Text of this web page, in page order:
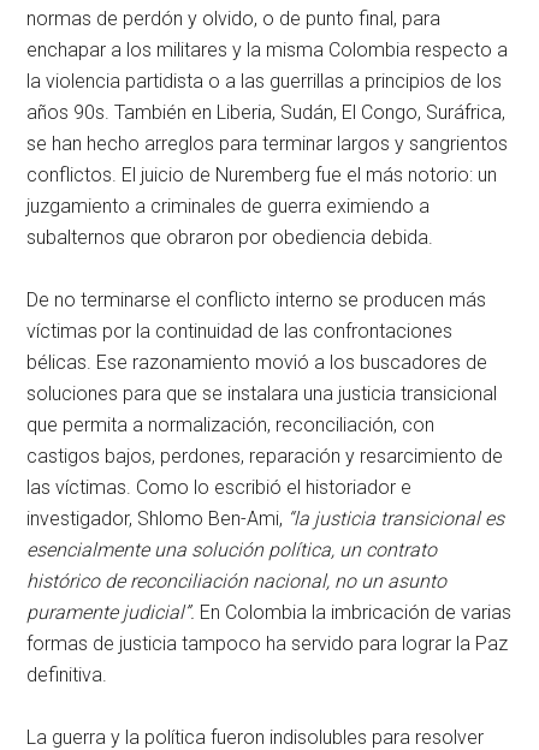
normas de perdón y olvido, o de punto final, para
enchapar a los militares y la misma Colombia respecto a
la violencia partidista o a las guerrillas a principios de los
años 90s. También en Liberia, Sudán, El Congo, Suráfrica,
se han hecho arreglos para terminar largos y sangrientos
conflictos. El juicio de Nuremberg fue el más notorio: un
juzgamiento a criminales de guerra eximiendo a
subalternos que obraron por obediencia debida.
De no terminarse el conflicto interno se producen más
víctimas por la continuidad de las confrontaciones
bélicas. Ese razonamiento movió a los buscadores de
soluciones para que se instalara una justicia transicional
que permita a normalización, reconciliación, con
castigos bajos, perdones, reparación y resarcimiento de
las víctimas. Como lo escribió el historiador e
investigador, Shlomo Ben-Ami, “la justicia transicional es
esencialmente una solución política, un contrato
histórico de reconciliación nacional, no un asunto
puramente judicial”. En Colombia la imbricación de varias
formas de justicia tampoco ha servido para lograr la Paz
definitiva.
La guerra y la política fueron indisolubles para resolver